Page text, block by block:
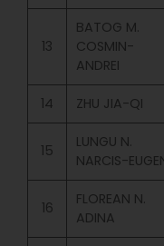
13
BATOG M.
COSMIN-
ANDREI
14 ZHU JIA-QI
15
LUNGU N.
NARCIS-
16
FLOREAN N.
ADINA